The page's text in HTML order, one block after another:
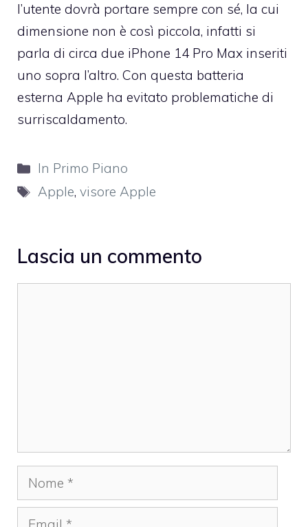
l’utente dovrà portare sempre con sé, la cui
dimensione non è così piccola, infatti si
parla di circa due iPhone 14 Pro Max inseriti
uno sopra l’altro. Con questa batteria
esterna Apple ha evitato problematiche di
surriscaldamento.
Categorie
In Primo Piano
Tag
Apple,visore Apple
Lascia un commento
Nome
Email